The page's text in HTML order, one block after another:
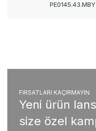
PE0145.43.MBY
FIRSATLARI KAÇIRMAYIN
Yeni ürün
size özel